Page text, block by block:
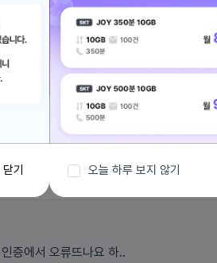
증에서 오류뜨나요 하..
닫기 오늘 하루 보지 않기